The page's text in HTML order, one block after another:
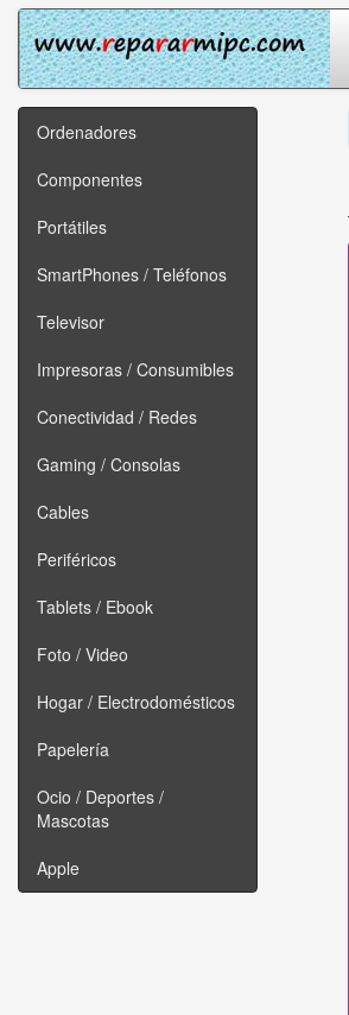
Ordenadores
Componentes
Portátiles
SmartPhones / Teléfonos
Televisor
Impresoras / Consumibles
Conectividad / Redes
Gaming / Consolas
Cables
Periféricos
Tablets / Ebook
Foto / Video
Hogar / Electrodomésticos
Papelería
Ocio / Deportes /
Mascotas
Apple